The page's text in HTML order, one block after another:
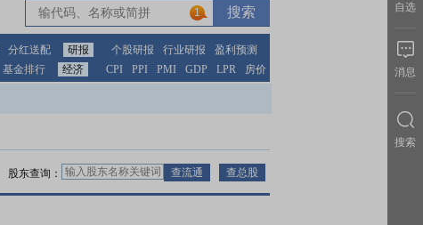
1
分红送配 研报 个股研报 行业研报
盈利预测
基金排行 经济 CPI PPI PMI GDP LPR 房价
股东查询：
自选
消息
搜索